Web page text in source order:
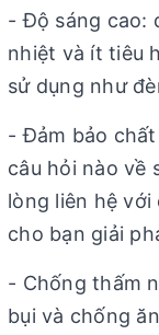
- Độ sáng cao:
nhiệt và ít tiêu
sử dụng như
- Đảm bảo
câu hỏi nào về
lòng liên hệ
cho bạn giải
- Chống thấm
bụi và chống